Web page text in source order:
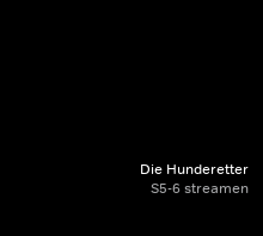
Die Hunderetter
S5-6 streamen